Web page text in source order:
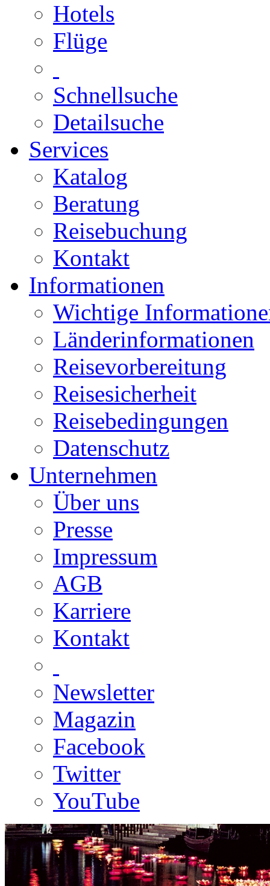
Hotels
Flüge
Schnellsuche
Detailsuche
Services
Katalog
Beratung
Reisebuchung
Kontakt
Informationen
Wichtige
Länderinformationen
Reisevorbereitung
Reisesicherheit
Reisebedingungen
Datenschutz
Unternehmen
Über uns
Presse
Impressum
AGB
Karriere
Kontakt
Newsletter
Magazin
Facebook
Twitter
YouTube